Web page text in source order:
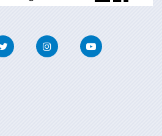
Twitter InstagramYoutube